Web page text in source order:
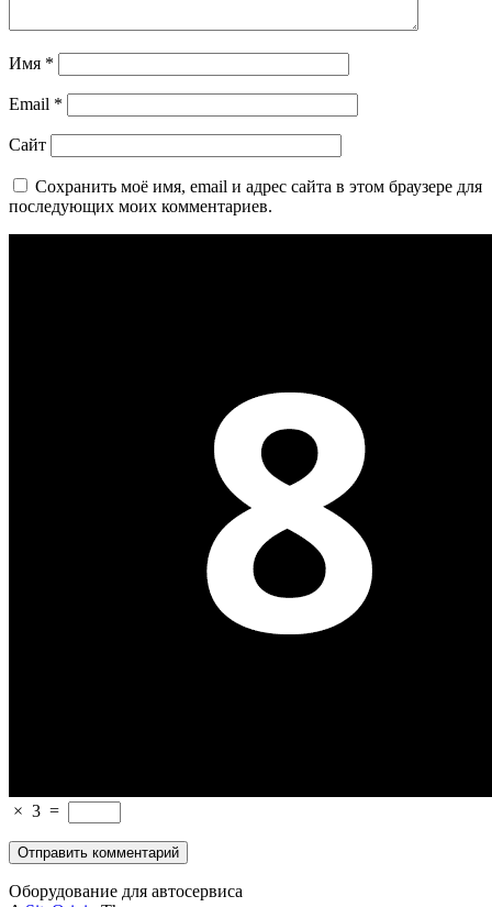
Имя *
Email *
Сайт
Сохранить моё имя, email и адрес сайта в этом браузере для
последующих моих комментариев.
× 3 =
Оборудование для автосервиса